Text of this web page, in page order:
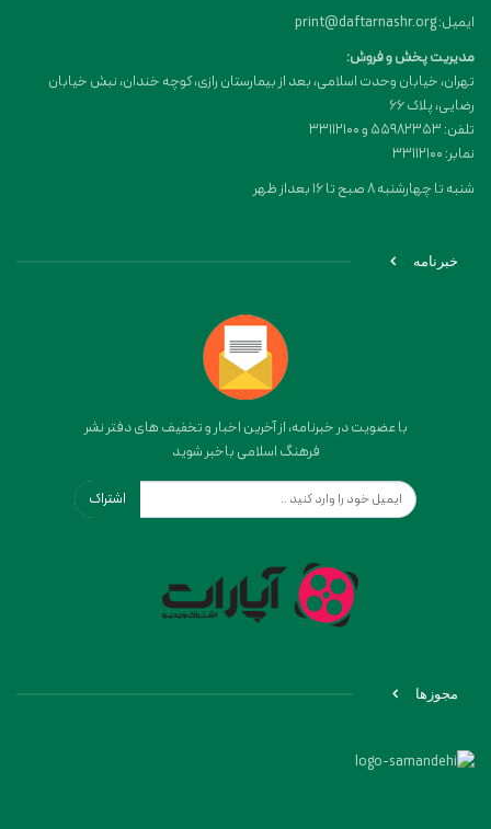
ایمیل: print@daftarnashr.org
مدیریت پخش و فروش:
تهران، خیابان وحدت اسلامی، بعد از بیمارستان رازی، کوچه خندان، نبش خیابان
رضایی، پلاک ۶۶
تلفن: 55982353 و 33112100
نمابر: 33112100
شنبه تا چهارشنبه 8 صبح تا 16 بعداز ظهر
خبرنامه
با عضویت در خبرنامه، از آخرین اخبار و تخفیف های دفتر نشر
فرهنگ اسلامی باخبر شوید
اشتراک
مجوزها